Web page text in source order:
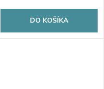
DO KOŠÍKA